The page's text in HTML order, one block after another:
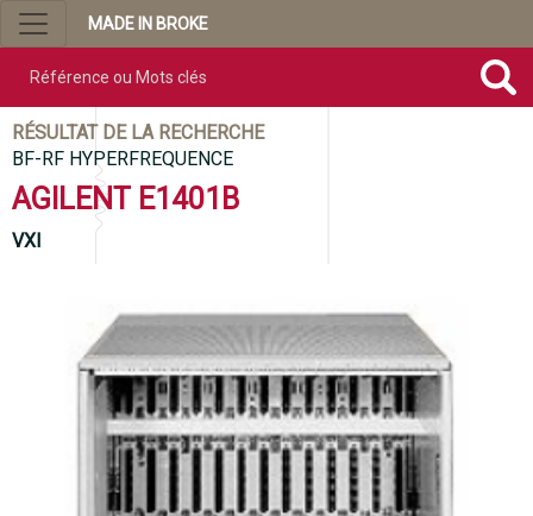
MADE IN BROKE
RÉSULTAT DE LA RECHERCHE
BF-RF HYPERFREQUENCE
AGILENT E1401B
VXI